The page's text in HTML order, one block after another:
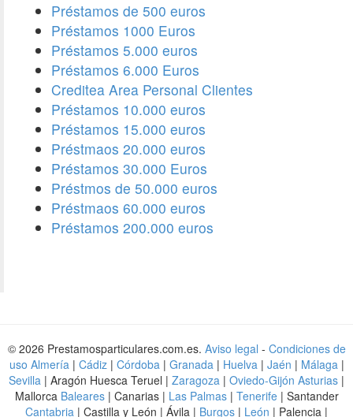
Préstamos de 500 euros
Préstamos 1000 Euros
Préstamos 5.000 euros
Préstamos 6.000 Euros
Creditea Area Personal Clientes
Préstamos 10.000 euros
Préstamos 15.000 euros
Préstmaos 20.000 euros
Préstamos 30.000 Euros
Préstmos de 50.000 euros
Préstmaos 60.000 euros
Préstamos 200.000 euros
© 2026 Prestamosparticulares.com.es. Aviso legal - Condiciones de
uso Almería| Cádiz| Córdoba| Granada| Huelva| Jaén | Málaga|
Sevilla | Aragón Huesca Teruel | Zaragoza | Oviedo-Gijón Asturias |
Mallorca Baleares| Canarias | Las Palmas| Tenerife| Santander
Cantabria | Castilla y León | Ávila | Burgos | León | Palencia |